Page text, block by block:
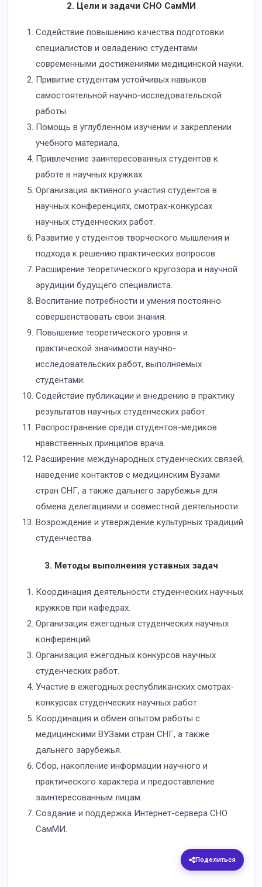
2. Цели и задачи СНО СамМИ
Содействие повышению качества подготовки
специалистов и овладению студентами
современными достижениями медицинской науки.
Привитие студентам устойчивых навыков
самостоятельной научно-исследовательской
работы.
Помощь в углубленном изучении и закреплении
учебного материала.
Привлечение заинтересованных студентов к
работе в научных кружках.
Организация активного участия студентов в
научных конференциях, смотрах-конкурсах
научных студенческих работ.
Развитие у студентов творческого мышления и
подхода к решению практических вопросов.
Расширение теоретического кругозора и научной
эрудиции будущего специалиста.
Воспитание потребности и умения постоянно
совершенствовать свои знания.
Повышение теоретического уровня и
практической значимости научно-
исследовательских работ, выполняемых
студентами.
Содействие публикации и внедрению в практику
результатов научных студенческих работ.
Распространение среди студентов-медиков
нравственных принципов врача.
Расширение международных студенческих связей,
наведение контактов с медицинским Вузами
стран СНГ, а также дальнего зарубежья для
обмена делегациями и совместной деятельности.
Возрождение и утверждение культурных традиций
студенчества.
3. Методы выполнения уставных задач
Координация деятельности студенческих научных
кружков при кафедрах.
Организация ежегодных студенческих научных
конференций.
Организация ежегодных конкурсов научных
студенческих работ.
Участие в ежегодных республиканских смотрах-
конкурсах студенческих научных работ.
Координация и обмен опытом работы с
медицинскими ВУЗами стран СНГ, а также
дальнего зарубежья.
Сбор, накопление информации научного и
практического характера и предоставление
заинтересованным лицам.
Создание и поддержка Интернет-сервера СНО
СамМИ.
Поделиться